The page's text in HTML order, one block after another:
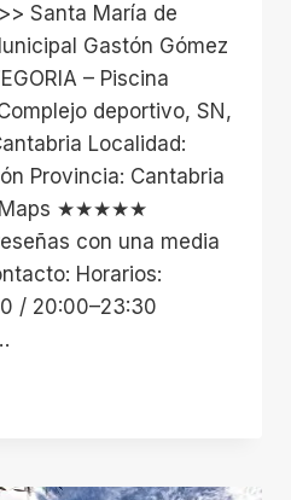
Santa María de
Gastón Gómez
– Piscina
deportivo, SN,
Localidad:
Provincia: Cantabria
Maps ★★★★★
con una media
Horarios:
/ 20:00–23:30